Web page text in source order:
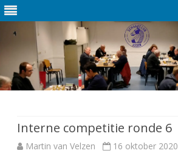
de
inhoud
Interne competitie ronde 6
Martin van Velzen 16 oktober 2020